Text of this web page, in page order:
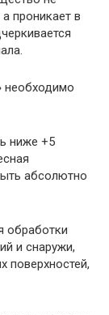
проникает в
необходимо
ниже +5
абсолютно
обработки
и снаружи,
поверхностей,